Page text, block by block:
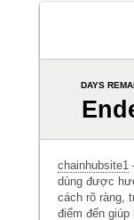
DAYS
chainhubsite1
dùng được
cách rõ ràng,
điểm đến